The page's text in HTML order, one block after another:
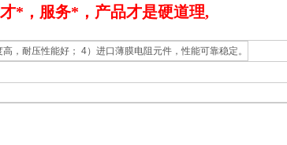
*，服务*，产品才是硬道理,
，耐压性能好； 4）进口薄膜电阻元件，性能可靠稳定。